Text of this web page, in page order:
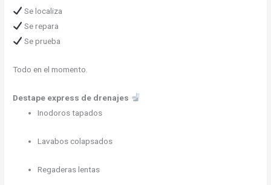
Se localiza
Se repara
Se prueba
Todo en el momento.
Destape express de drenajes
Inodoros tapados
Lavabos colapsados
Regaderas lentas